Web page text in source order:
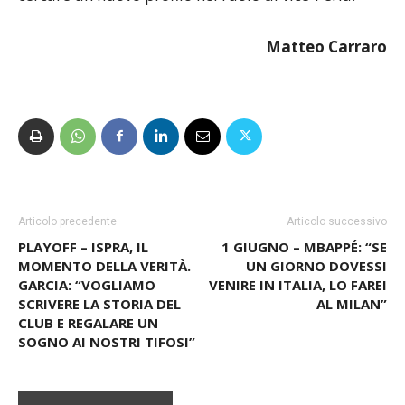
cercare un nuovo profilo nel ruolo di vice-Perla.
PLAYOFF – ISPRA, IL
MOMENTO DELLA VERITÀ.
GARCIA: “VOGLIAMO
SCRIVERE LA STORIA DEL
CLUB E REGALARE UN
Articolo successivo
1 GIUGNO – MBAPPÉ: “SE
UN GIORNO DOVESSI
VENIRE IN ITALIA, LO FAREI